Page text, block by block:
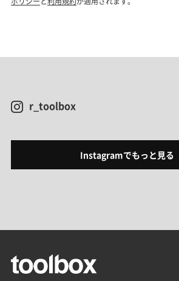
r_toolbox
Instagramでもっと見る